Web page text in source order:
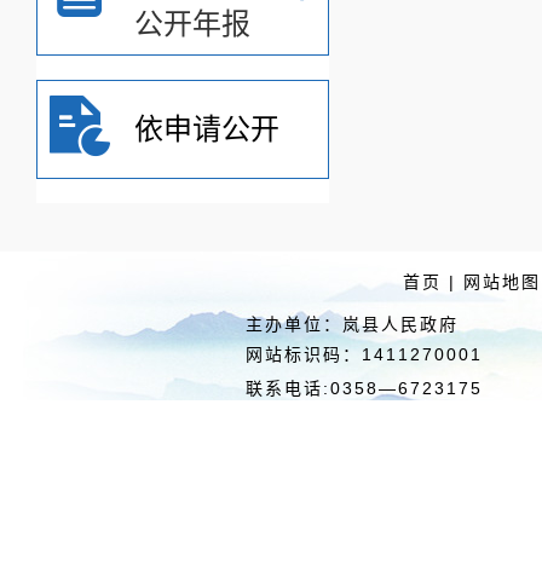
公开年报
依申请公开
首页 | 网站地图
主办单位：岚县人民政府
网站标识码：
联系电话